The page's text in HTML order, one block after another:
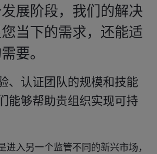
展阶段，我们的解决
当下的需求，还能适
要。
、认证团队的规模和技能
能够帮助贵组织实现可持
入另一个监管不同的新兴市场，